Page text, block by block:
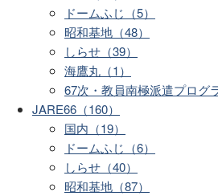
ドームふじ（5）
昭和基地（48）
しらせ（39）
海鷹丸（1）
67次・教員南極派遣プログ
JARE66（160）
国内（19）
ドームふじ（6）
しらせ（40）
昭和基地（87）